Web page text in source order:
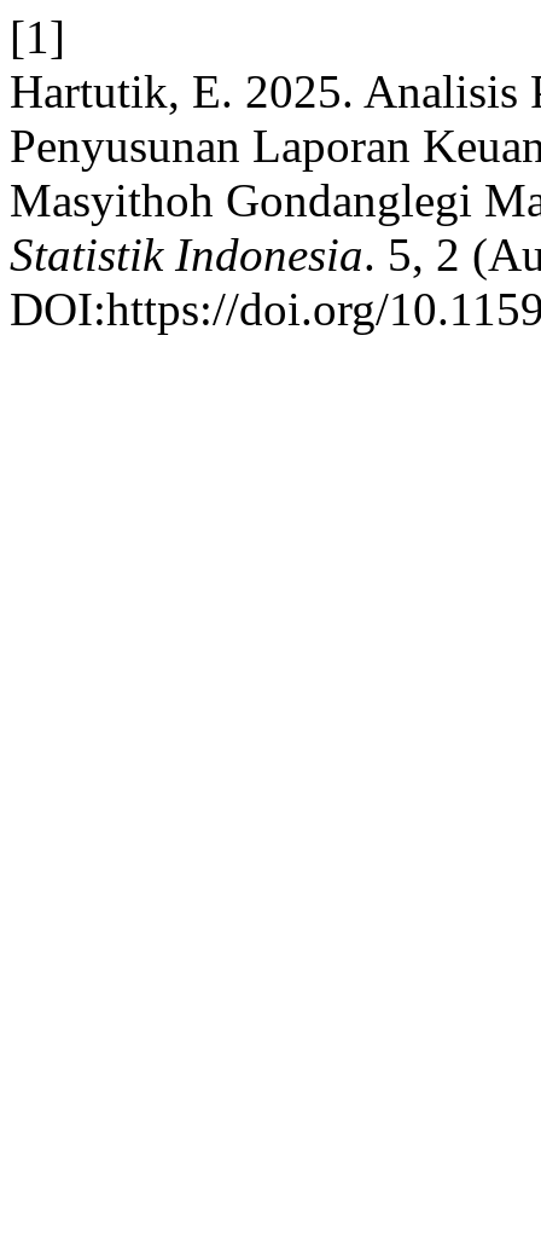
[1]
Hartutik, E. 2025. Analisis
Penyusunan Laporan
Masyithoh Gondanglegi
Statistik Indonesia. 5, 2
DOI:https://doi.org/